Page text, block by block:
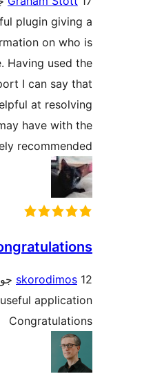
A really useful plugin
wealth of information on
visiting your site. Having
technical support I can
they are very helpful at
issues you may have
plugin. Definitely
1 پاسخ
It is very useful